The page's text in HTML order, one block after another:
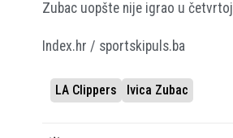
Zubac uopšte nije igrao u
Index.hr / sportskipuls.ba
LA Clippers Ivica Zubac